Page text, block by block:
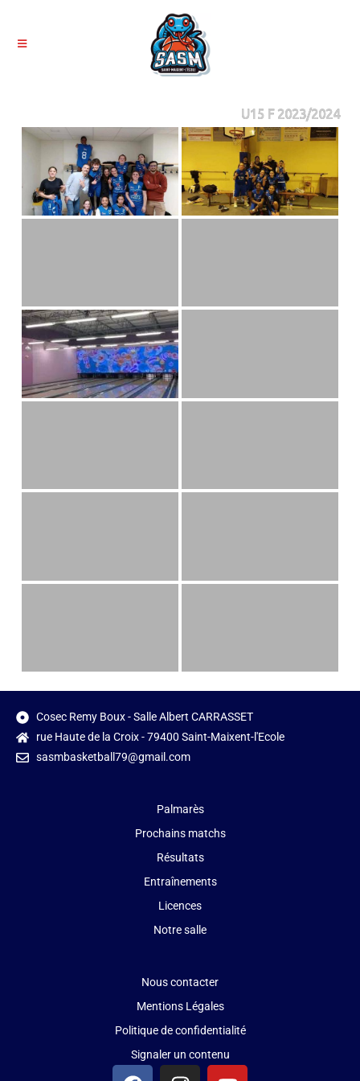
U15 F 2023/2024
Cosec Remy Boux - Salle Albert CARRASSET
rue Haute de la Croix - 79400 Saint-Maixent-l'Ecole
sasmbasketball79@gmail.com
Palmarès
Prochains matchs
Résultats
Entraînements
Licences
Notre salle
Nous contacter
Mentions Légales
Politique de confidentialité
Signaler un contenu